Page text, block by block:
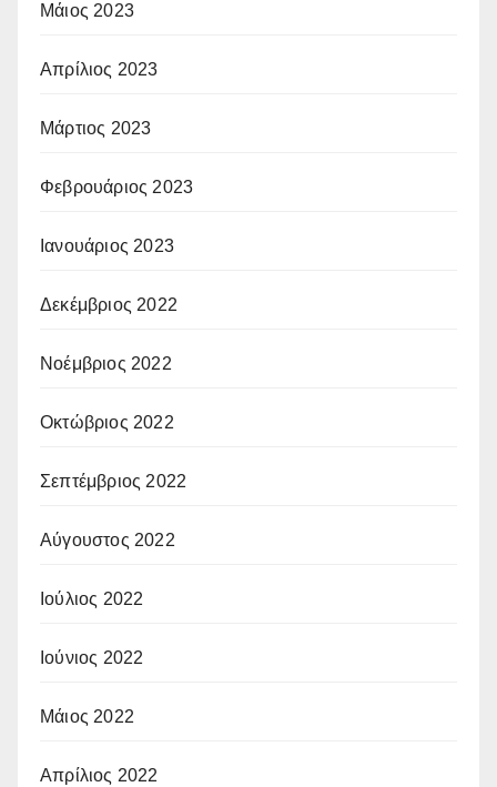
Μάιος 2023
Απρίλιος 2023
Μάρτιος 2023
Φεβρουάριος 2023
Ιανουάριος 2023
Δεκέμβριος 2022
Νοέμβριος 2022
Οκτώβριος 2022
Σεπτέμβριος 2022
Αύγουστος 2022
Ιούλιος 2022
Ιούνιος 2022
Μάιος 2022
Απρίλιος 2022